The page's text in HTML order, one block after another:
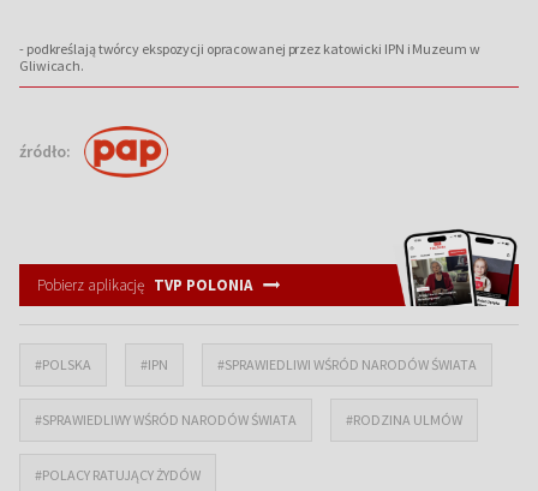
- podkreślają twórcy ekspozycji opracowanej przez katowicki IPN i Muzeum w
Gliwicach.
źródło:
Pobierz aplikację TVP POLONIA
#POLSKA #IPN #SPRAWIEDLIWI WŚRÓD NARODÓW ŚWIATA
#SPRAWIEDLIWY WŚRÓD NARODÓW ŚWIATA #RODZINA ULMÓW
#POLACY RATUJĄCY ŻYDÓW